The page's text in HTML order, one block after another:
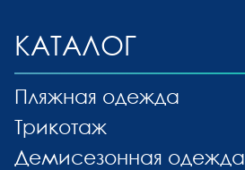
КАТАЛОГ
Пляжная одежда
Трикотаж
Демисезонная одежда